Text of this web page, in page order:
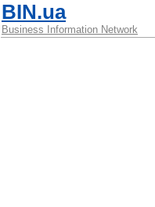
BIN.ua
Business Information Network